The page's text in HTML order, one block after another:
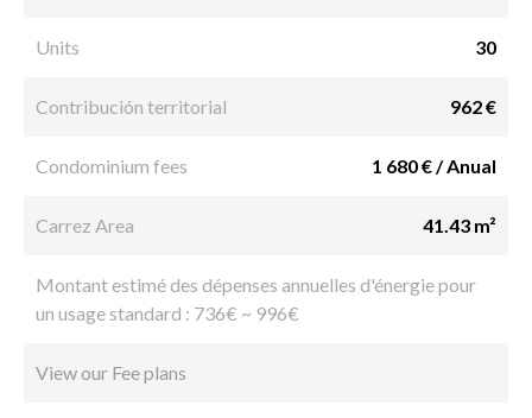
Units 30
Contribución territorial 962 €
Condominium fees 1 680 € / Anual
Carrez Area 41.43 m²
Montant estimé des dépenses annuelles d'énergie pour
un usage standard : 736€ ~ 996€
View our Fee plans